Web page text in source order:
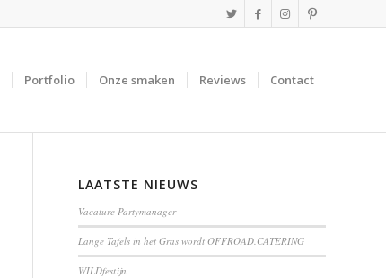
Portfolio Onze smaken Reviews Contact
LAATSTE NIEUWS
Vacature Partymanager
Lange Tafels in het Gras wordt OFFROAD.CATERING
WILDfestijn